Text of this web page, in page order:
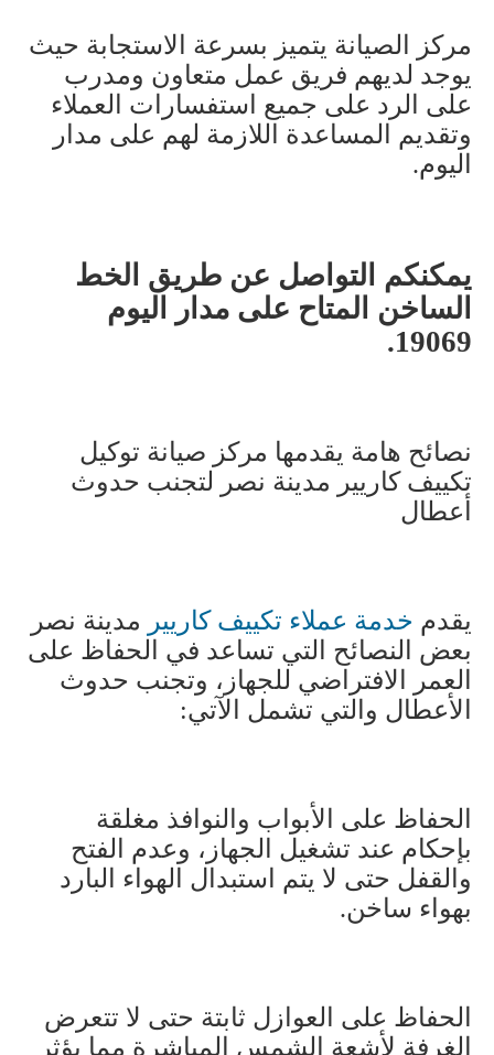
مركز الصيانة يتميز بسرعة الاستجابة حيث
يوجد لديهم فريق عمل متعاون ومدرب
على الرد على جميع استفسارات العملاء
وتقديم المساعدة اللازمة لهم على مدار
اليوم.
يمكنكم التواصل عن طريق الخط
الساخن المتاح على مدار اليوم
19069
.
نصائح هامة يقدمها مركز صيانة توكيل
تكييف كاريير مدينة نصر لتجنب حدوث
أعطال
يقدم خدمة عملاء تكييف كاريير مدينة نصر
بعض النصائح التي تساعد في الحفاظ على
العمر الافتراضي للجهاز، وتجنب حدوث
الأعطال والتي تشمل الآتي:
الحفاظ على الأبواب والنوافذ مغلقة
بإحكام عند تشغيل الجهاز، وعدم الفتح
والقفل حتى لا يتم استبدال الهواء البارد
بهواء ساخن.
الحفاظ على العوازل ثابتة حتى لا تتعرض
الغرفة لأشعة الشمس المباشرة مما يؤثر